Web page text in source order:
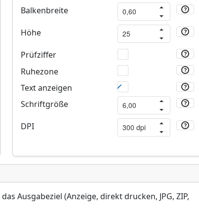
Balkenbreite
Höhe
Prüfziffer
Ruhezone
Text anzeigen
Schriftgröße
DPI
Ausgabeziel (Anzeige, direkt drucken, JPG, ZIP,